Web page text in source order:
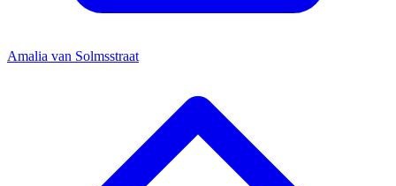
Amalia van Solmsstraat